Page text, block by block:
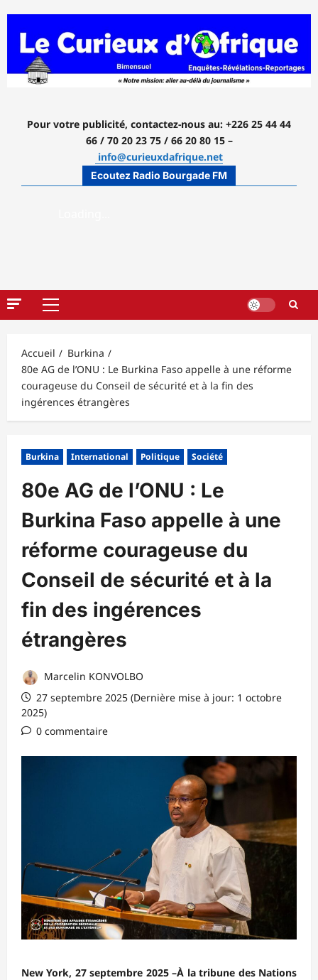
contenu
Pour votre publicité, contactez-nous au: +226 25 44 44
66 / 70 20 23 75 / 66 20 80 15 –
info@curieuxdafrique.net
Ecoutez Radio Bourgade FM
Menu
Accueil
Burkina
80e AG de l’ONU : Le Burkina Faso appelle à une réforme
courageuse du Conseil de sécurité et à la fin des
ingérences étrangères
Burkina International Politique Société
80e AG de l’ONU : Le
Burkina Faso appelle à une
réforme courageuse du
Conseil de sécurité et à la
fin des ingérences
étrangères
Marcelin KONVOLBO
27 septembre 2025 (Dernière mise à jour: 1 octobre
2025)
0 commentaire
New York, 27 septembre 2025 –À la tribune des Nations